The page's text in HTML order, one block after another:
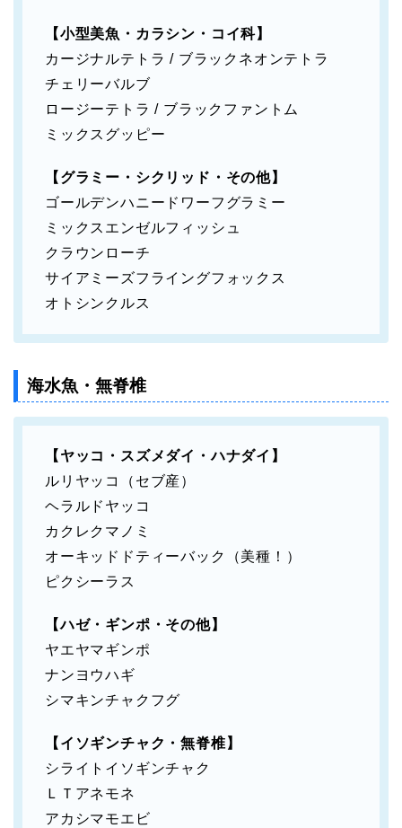
【小型美魚・カラシン・コイ科】
カージナルテトラ / ブラックネオンテトラ
チェリーバルブ
ロージーテトラ / ブラックファントム
ミックスグッピー
【グラミー・シクリッド・その他】
ゴールデンハニードワーフグラミー
ミックスエンゼルフィッシュ
クラウンローチ
サイアミーズフライングフォックス
オトシンクルス
海水魚・無脊椎
【ヤッコ・スズメダイ・ハナダイ】
ルリヤッコ（セブ産）
ヘラルドヤッコ
カクレクマノミ
オーキッドドティーバック（美種！）
ピクシーラス
【ハゼ・ギンポ・その他】
ヤエヤマギンポ
ナンヨウハギ
シマキンチャクフグ
【イソギンチャク・無脊椎】
シライトイソギンチャク
ＬＴアネモネ
アカシマモエビ